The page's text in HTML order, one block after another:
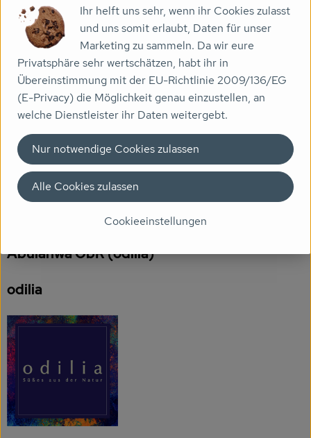
Veranstaltungen
Biomarkt
Wissen
Über uns
Produktinformationen
Zutaten
Produktdatenblatt
Herkunft
Hersteller: Saeed Al Tayeb und Saeda
Abulahwa GbR (odilia)
odilia
Ihr helft uns sehr, wenn ihr Cookies zulasst
und uns somit erlaubt, Daten für unser
Marketing zu sammeln. Da wir eure
Privatsphäre sehr wertschätzen, habt ihr in
Übereinstimmung mit der EU-Richtlinie 2009/136/EG
(E-Privacy) die Möglichkeit genau einzustellen, an
welche Dienstleister ihr Daten weitergebt.
Cookieeinstellungen
Nur notwendige Cookies zulassen
Alle Cookies zulassen